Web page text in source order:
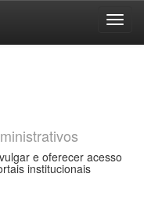
e oferecer acesso
institucionais